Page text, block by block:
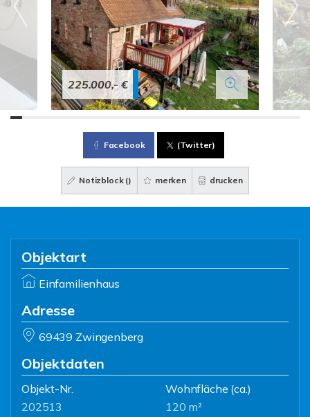
225.000,- €
Facebook (Twitter)
Notizblock () merken drucken
Objektart
Einfamilienhaus
Adresse
69439 Zwingenberg
Objektdaten
Objekt-Nr.
202513
Wohnfläche (ca.)
120 m²